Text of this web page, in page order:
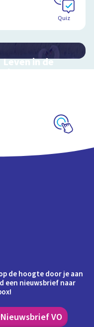
Quiz
Leven in de
sloot
de hoogte door je aan
een nieuwsbrief naar
Nieuwsbrief VO